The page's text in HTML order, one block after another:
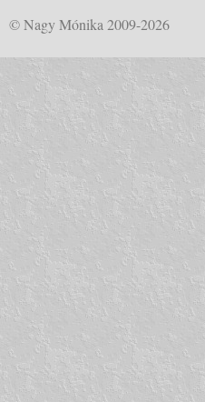
© Nagy Mónika 2009-2026